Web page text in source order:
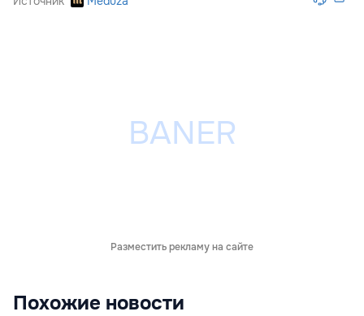
Разместить рекламу на сайте
Похожие новости